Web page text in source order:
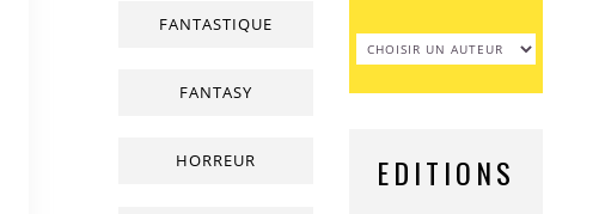
FANTASTIQUE
FANTASY
HORREUR EDITIONS